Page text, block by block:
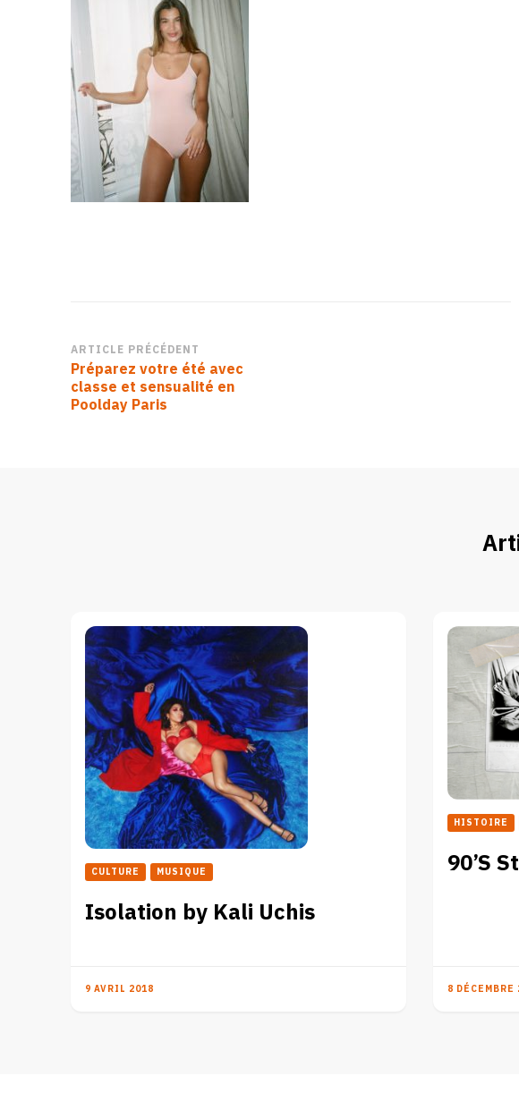
Navigation
d’article
ARTICLE PRÉCÉDENT
Préparez votre été avec
classe et sensualité en
Poolday Paris
CULTURE MUSIQUE
Isolation by Kali Uchis
9 AVRIL 2018
HISTOIRE
90’S
8 DÉCEMBRE